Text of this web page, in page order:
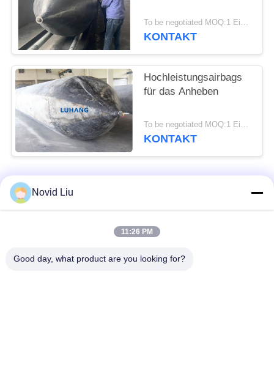
To be negotiated MOQ:1 Einheit
KONTAKT
Hochleistungsairbags
für das Anheben
To be negotiated MOQ:1 Einheit
KONTAKT
Beliebte Kategorien Alle
pneumatischer
Novid Liu
11:26 PM
Good day, what product are you looking for?